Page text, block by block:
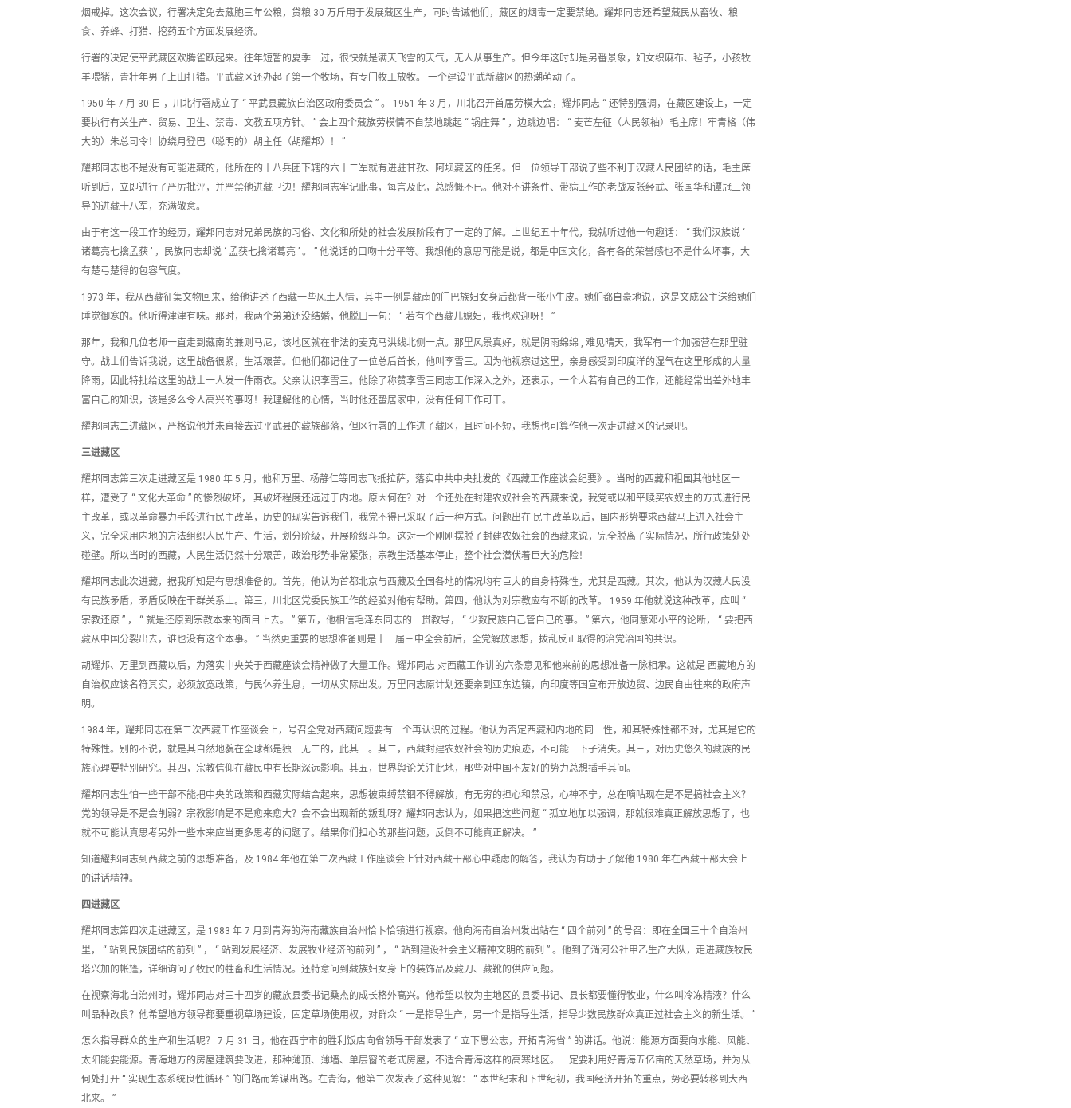
烟戒掉。这次会议，行署决定免去藏胞三年公粮，贷粮 30 万斤用于发展藏区生产，同时告诫他们，藏区的烟毒一定要禁绝。耀邦同志还希望藏民从畜牧、粮
食、养蜂、打猎、挖药五个方面发展经济。
行署的决定使平武藏区欢腾雀跃起来。往年短暂的夏季一过，很快就是满天飞雪的天气，无人从事生产。但今年这时却是另番景象，妇女织麻布、毡子，小孩牧
羊喂猪，青壮年男子上山打猎。平武藏区还办起了第一个牧场，有专门牧工放牧。 一个建设平武新藏区的热潮萌动了。
1950 年 7 月 30 日 ，川北行署成立了 “ 平武县藏族自治区政府委员会 ” 。 1951 年 3 月，川北召开首届劳模大会，耀邦同志 “ 还特别强调，在藏区建设上，一定
要执行有关生产、贸易、卫生、禁毒、文教五项方针。 ” 会上四个藏族劳模情不自禁地跳起 “ 锅庄舞 ” ，边跳边唱： “ 麦芒左征（人民领袖）毛主席！牢青格（伟
大的）朱总司令！协绕月登巴（聪明的）胡主任（胡耀邦）！ ”
耀邦同志也不是没有可能进藏的，他所在的十八兵团下辖的六十二军就有进驻甘孜、阿坝藏区的任务。但一位领导干部说了些不利于汉藏人民团结的话，毛主席
听到后，立即进行了严厉批评，并严禁他进藏卫边！耀邦同志牢记此事，每言及此，总感慨不已。他对不讲条件、带病工作的老战友张经武、张国华和谭冠三领
导的进藏十八军，充满敬意。
由于有这一段工作的经历，耀邦同志对兄弟民族的习俗、文化和所处的社会发展阶段有了一定的了解。上世纪五十年代，我就听过他一句趣话： “ 我们汉族说 ‘
诸葛亮七擒孟获 ’ ，民族同志却说 ‘ 孟获七擒诸葛亮 ’ 。 ” 他说话的口吻十分平等。我想他的意思可能是说，都是中国文化，各有各的荣誉感也不是什么坏事，大
有楚弓楚得的包容气度。
1973 年，我从西藏征集文物回来，给他讲述了西藏一些风土人情，其中一例是藏南的门巴族妇女身后都背一张小牛皮。她们都自豪地说，这是文成公主送给她们
睡觉御寒的。他听得津津有味。那时，我两个弟弟还没结婚，他脱口一句： “ 若有个西藏儿媳妇，我也欢迎呀！ ”
那年，我和几位老师一直走到藏南的兼则马尼，该地区就在非法的麦克马洪线北侧一点。那里风景真好，就是阴雨绵绵 , 难见晴天，我军有一个加强营在那里驻
守。战士们告诉我说，这里战备很紧，生活艰苦。但他们都记住了一位总后首长，他叫李雪三。因为他视察过这里，亲身感受到印度洋的湿气在这里形成的大量
降雨，因此特批给这里的战士一人发一件雨衣。父亲认识李雪三。他除了称赞李雪三同志工作深入之外，还表示，一个人若有自己的工作，还能经常出差外地丰
富自己的知识，该是多么令人高兴的事呀！我理解他的心情，当时他还蛰居家中，没有任何工作可干。
耀邦同志二进藏区，严格说他并未直接去过平武县的藏族部落，但区行署的工作进了藏区，且时间不短，我想也可算作他一次走进藏区的记录吧。
三进藏区
耀邦同志第三次走进藏区是 1980 年 5 月，他和万里、杨静仁等同志飞抵拉萨，落实中共中央批发的《西藏工作座谈会纪要》。当时的西藏和祖国其他地区一
样，遭受了 “ 文化大革命 ” 的惨烈破坏， 其破坏程度还远过于内地。原因何在？对一个还处在封建农奴社会的西藏来说，我党或以和平赎买农奴主的方式进行民
主改革，或以革命暴力手段进行民主改革，历史的现实告诉我们，我党不得已采取了后一种方式。问题出在 民主改革以后，国内形势要求西藏马上进入社会主
义，完全采用内地的方法组织人民生产、生活，划分阶级，开展阶级斗争。这对一个刚刚摆脱了封建农奴社会的西藏来说，完全脱离了实际情况，所行政策处处
碰壁。所以当时的西藏，人民生活仍然十分艰苦，政治形势非常紧张，宗教生活基本停止，整个社会潜伏着巨大的危险！
耀邦同志此次进藏，据我所知是有思想准备的。首先，他认为首都北京与西藏及全国各地的情况均有巨大的自身特殊性，尤其是西藏。其次，他认为汉藏人民没
有民族矛盾，矛盾反映在干群关系上。第三，川北区党委民族工作的经验对他有帮助。第四，他认为对宗教应有不断的改革。 1959 年他就说这种改革，应叫 “
宗教还原 ” ， “ 就是还原到宗教本来的面目上去。 ” 第五，他相信毛泽东同志的一贯教导， “ 少数民族自己管自己的事。 ” 第六，他同意邓小平的论断， “ 要把西
藏从中国分裂出去，谁也没有这个本事。 ” 当然更重要的思想准备则是十一届三中全会前后，全党解放思想，拨乱反正取得的治党治国的共识。
胡耀邦、万里到西藏以后，为落实中央关于西藏座谈会精神做了大量工作。耀邦同志 对西藏工作讲的六条意见和他来前的思想准备一脉相承。这就是 西藏地方的
自治权应该名符其实，必须放宽政策，与民休养生息，一切从实际出发。万里同志原计划还要亲到亚东边镇，向印度等国宣布开放边贸、边民自由往来的政府声
明。
1984 年，耀邦同志在第二次西藏工作座谈会上，号召全党对西藏问题要有一个再认识的过程。他认为否定西藏和内地的同一性，和其特殊性都不对，尤其是它的
特殊性。别的不说，就是其自然地貌在全球都是独一无二的，此其一。其二，西藏封建农奴社会的历史痕迹，不可能一下子消失。其三，对历史悠久的藏族的民
族心理要特别研究。其四，宗教信仰在藏民中有长期深远影响。其五，世界舆论关注此地，那些对中国不友好的势力总想插手其间。
耀邦同志生怕一些干部不能把中央的政策和西藏实际结合起来，思想被束缚禁锢不得解放，有无穷的担心和禁忌，心神不宁，总在嘀咕现在是不是搞社会主义？
党的领导是不是会削弱？宗教影响是不是愈来愈大？会不会出现新的叛乱呀？耀邦同志认为，如果把这些问题 “ 孤立地加以强调，那就很难真正解放思想了，也
就不可能认真思考另外一些本来应当更多思考的问题了。结果你们担心的那些问题，反倒不可能真正解决。 ”
知道耀邦同志到西藏之前的思想准备，及 1984 年他在第二次西藏工作座谈会上针对西藏干部心中疑虑的解答，我认为有助于了解他 1980 年在西藏干部大会上
的讲话精神。
四进藏区
耀邦同志第四次走进藏区，是 1983 年 7 月到青海的海南藏族自治州恰卜恰镇进行视察。他向海南自治州发出站在 “ 四个前列 ” 的号召：即在全国三十个自治州
里， “ 站到民族团结的前列 ” ， “ 站到发展经济、发展牧业经济的前列 ” ， “ 站到建设社会主义精神文明的前列 ” 。他到了淌河公社甲乙生产大队，走进藏族牧民
塔兴加的帐篷，详细询问了牧民的牲畜和生活情况。还特意问到藏族妇女身上的装饰品及藏刀、藏靴的供应问题。
在视察海北自治州时，耀邦同志对三十四岁的藏族县委书记桑杰的成长格外高兴。他希望以牧为主地区的县委书记、县长都要懂得牧业，什么叫冷冻精液？什么
叫品种改良？他希望地方领导都要重视草场建设，固定草场使用权，对群众 “ 一是指导生产，另一个是指导生活，指导少数民族群众真正过社会主义的新生活。 ”
怎么指导群众的生产和生活呢？ 7 月 31 日，他在西宁市的胜利饭店向省领导干部发表了 “ 立下愚公志，开拓青海省 ” 的讲话。他说：能源方面要向水能、风能、
太阳能要能源。青海地方的房屋建筑要改进，那种薄顶、薄墙、单层窗的老式房屋，不适合青海这样的高寒地区。一定要利用好青海五亿亩的天然草场，并为从
何处打开 “ 实现生态系统良性循环 ” 的门路而筹谋出路。在青海，他第二次发表了这种见解： “ 本世纪末和下世纪初，我国经济开拓的重点，势必要转移到大西
北来。 ”